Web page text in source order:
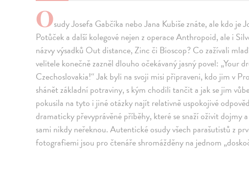
Osudy Josefa Gabčíka nebo Jana Kubiše znáte, ale kdo je
Potůček a další kolegové nejen z operace Anthropoid, ale i
názvy výsadků Out distance, Zinc či Bioscop? Co zažívali
velitele konečně zazněl dlouho očekávaný jasný povel: „Your
Czechoslovakia!“ Jak byli na svoji misi připraveni, kdo jim v
shánět základní potraviny, s kým chodili tančit a jak se jim
pokusila na tyto i jiné otázky najít relativně uspokojivé
dramaticky převyprávěné příběhy, které se snaží oživit dojmy
sami nikdy neřeknou. Autentické osudy všech parašutistů z
fotografiemi jsou pro čtenáře shromážděny na jednom